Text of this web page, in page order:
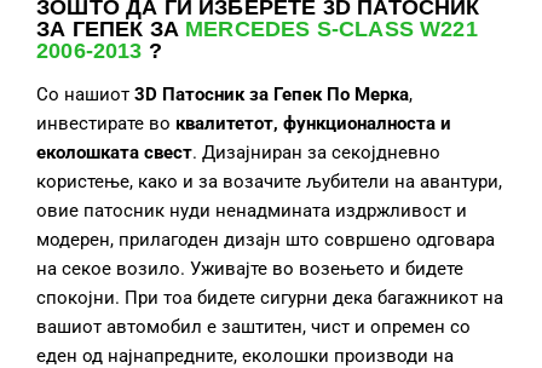
ЗОШТО ДА ГИ ИЗБЕРЕТЕ 3D ПАТОСНИК
ЗА ГЕПЕК ЗА MERCEDES S-CLASS W221
2006-2013 ?
Со нашиот 3D Патосник за Гепек По Мерка,
инвестирате во квалитетот, функционалноста и
еколошката свест. Дизајниран за секојдневно
користење, како и за возачите љубители на авантури,
овие патосник нуди ненадмината издржливост и
модерен, прилагоден дизајн што совршено одговара
на секое возило. Уживајте во возењето и бидете
спокојни. При тоа бидете сигурни дека багажникот на
вашиот автомобил е заштитен, чист и опремен со
еден од најнапредните, еколошки производи на